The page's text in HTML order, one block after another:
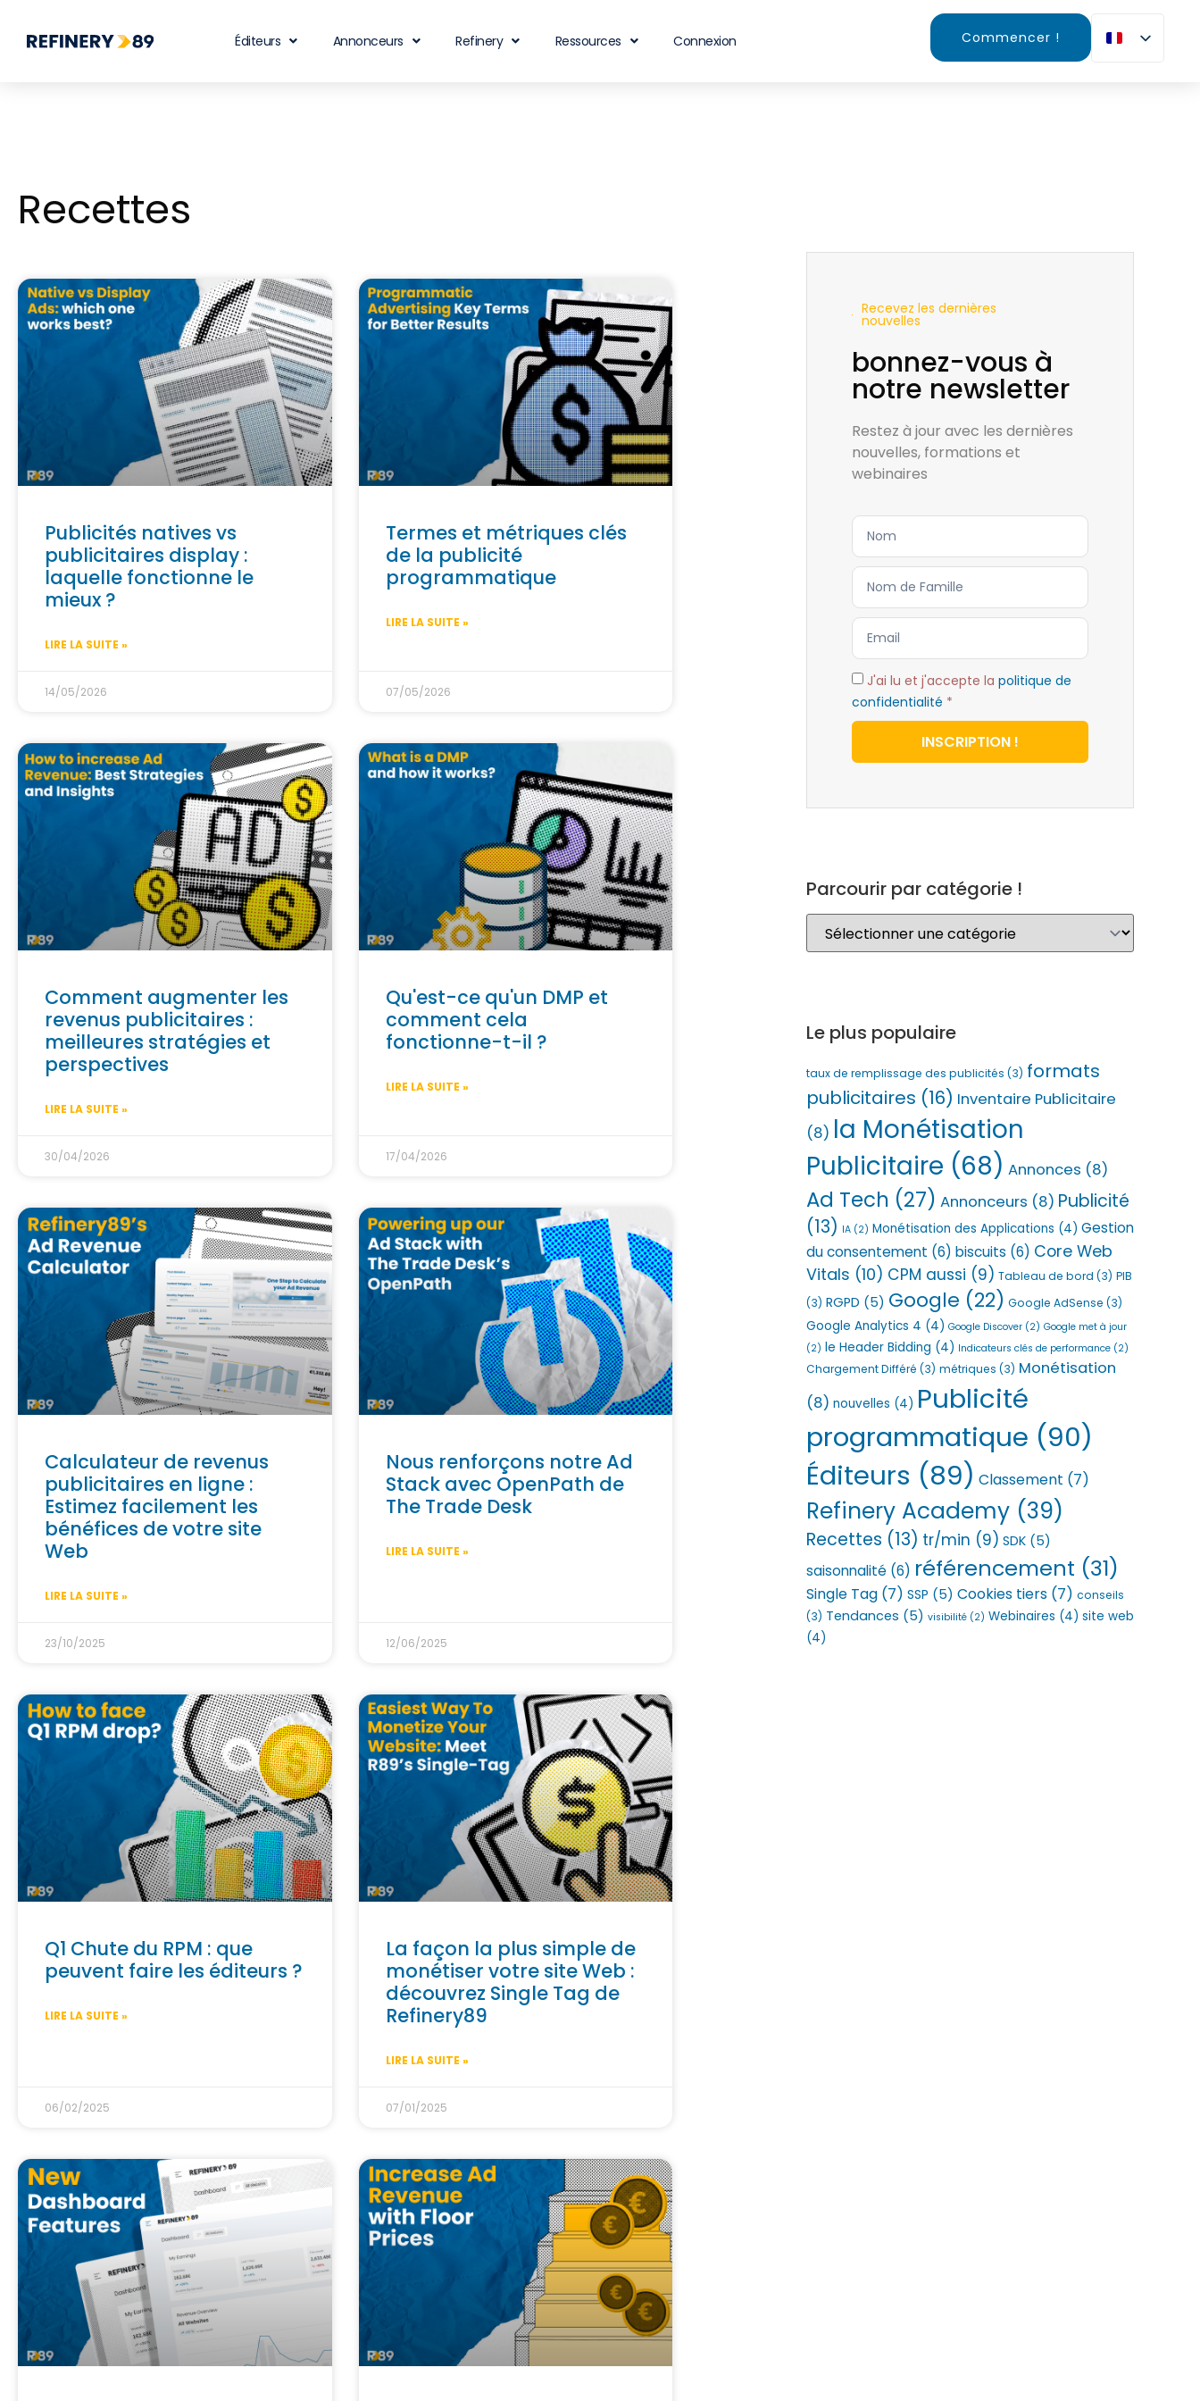
Éditeurs Annonceurs Refinery Ressources Connexion Commencer !
Recettes
Publicités natives vs
publicitaires display :
laquelle fonctionne le
mieux ?
LIRE LA SUITE »
14/05/2026
Termes et métriques clés
de la publicité
programmatique
LIRE LA SUITE »
07/05/2026
Comment augmenter les
revenus publicitaires :
meilleures stratégies et
perspectives
LIRE LA SUITE »
30/04/2026
Qu'est-ce qu'un DMP et
comment cela
fonctionne-t-il ?
LIRE LA SUITE »
17/04/2026
Calculateur de revenus
publicitaires en ligne :
Estimez facilement les
bénéfices de votre site
Web
LIRE LA SUITE »
23/10/2025
Nous renforçons notre Ad
Stack avec OpenPath de
The Trade Desk
LIRE LA SUITE »
12/06/2025
Q1 Chute du RPM : que
peuvent faire les éditeurs ?
LIRE LA SUITE »
06/02/2025
La façon la plus simple de
monétiser votre site Web :
découvrez Single Tag de
Refinery89
LIRE LA SUITE »
07/01/2025
Recevez les dernières
nouvelles
bonnez-vous à
notre newsletter
Restez à jour avec les dernières
nouvelles, formations et
webinaires
J'ai lu et j'accepte la politique de
confidentialité *
INSCRIPTION !
Parcourir par catégorie !
Le plus populaire
taux de remplissage des publicités (3) formats
publicitaires (16) Inventaire Publicitaire
(8) la Monétisation
Publicitaire (68) Annonces (8)
Ad Tech (27) Annonceurs (8) Publicité
(13) IA (2) Monétisation des Applications (4) Gestion
du consentement (6) biscuits (6) Core Web
Vitals (10) CPM aussi (9) Tableau de bord (3) PIB
(3) RGPD (5) Google (22) Google AdSense (3)
Google Analytics 4 (4) Google Discover (2) Google met à jour
(2) le Header Bidding (4) Indicateurs clés de performance (2)
Chargement Différé (3) métriques (3) Monétisation
(8) nouvelles (4) Publicité
programmatique (90)
Éditeurs (89) Classement (7)
Refinery Academy (39)
Recettes (13) tr/min (9) SDK (5)
saisonnalité (6) référencement (31)
Single Tag (7) SSP (5) Cookies tiers (7) conseils
(3) Tendances (5) visibilité (2) Webinaires (4) site web
(4)